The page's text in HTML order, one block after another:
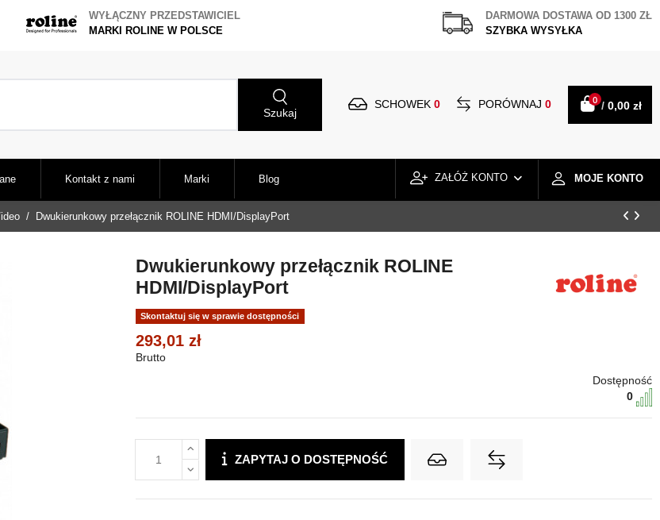
WYŁĄCZNY PRZEDSTAWICIEL
MARKI ROLINE W POLSCE
DARMOWA DOSTAWA OD 1300 ZŁ
SZYBKA WYSYŁKA
Szukaj
SCHOWEK 0 PORÓWNAJ 0 0 / 0,00 zł
Kontakt z nami Marki Blog MOJE KONTO
ZAŁÓŻ KONTO
Dwukierunkowy przełącznik ROLINE HDMI/DisplayPort
Dwukierunkowy przełącznik ROLINE
HDMI/DisplayPort
Skontaktuj się w sprawie dostępności
293,01 zł
Brutto
Dostępność
0
ZAPYTAJ O DOSTĘPNOŚĆ